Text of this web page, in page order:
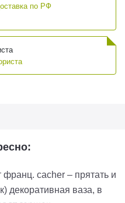
франц. cacher – прятать и
декоративная ваза, в